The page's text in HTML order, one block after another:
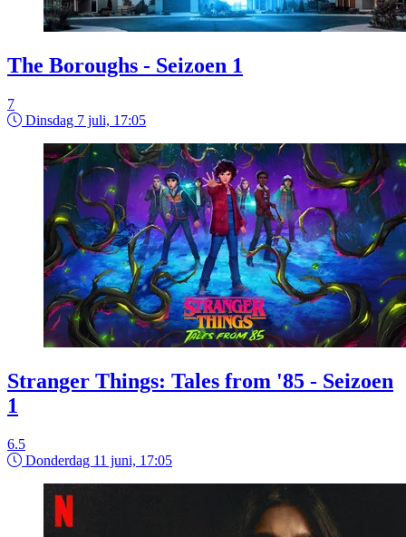
The Boroughs - Seizoen 1
7
Dinsdag 7 juli, 17:05
Stranger Things: Tales from '85 - Seizoen
1
6.5
Donderdag 11 juni, 17:05